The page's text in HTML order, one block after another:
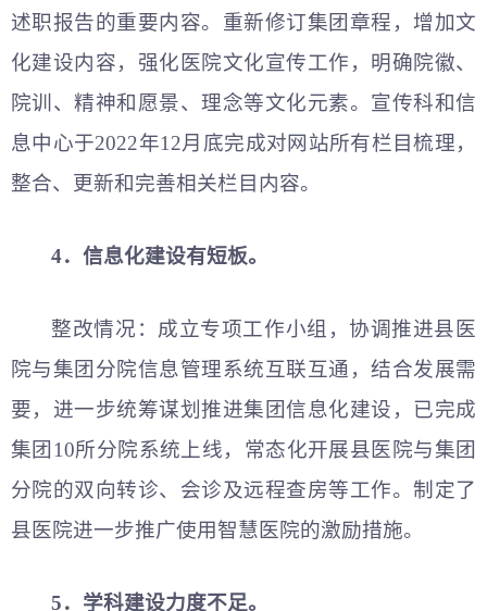
述职报告的重要内容。重新修订集团章程，增加文
化建设内容，强化医院文化宣传工作，明确院徽、
院训、精神和愿景、理念等文化元素。宣传科和信
息中心于2022年12月底完成对网站所有栏目梳理，
整合、更新和完善相关栏目内容。
4．信息化建设有短板。
整改情况：成立专项工作小组，协调推进县医
院与集团分院信息管理系统互联互通，结合发展需
要，进一步统筹谋划推进集团信息化建设，已完成
集团10所分院系统上线，常态化开展县医院与集团
分院的双向转诊、会诊及远程查房等工作。制定了
县医院进一步推广使用智慧医院的激励措施。
5．学科建设力度不足。